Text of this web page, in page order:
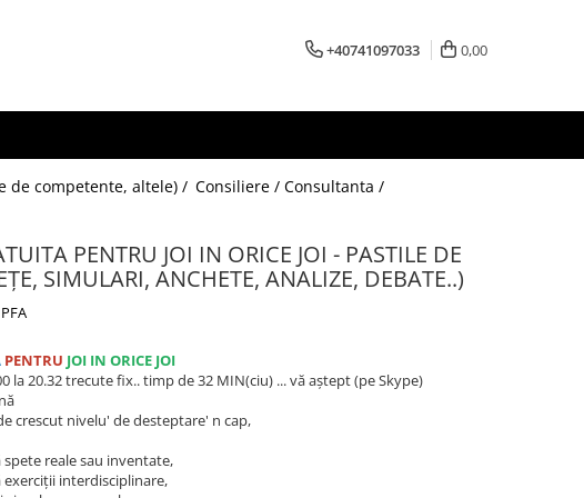
+40741097033 0,00
de competente, altele) / Consiliere / Consultanta /
PENTRU JOI IN ORICE JOI - PASTILE DE
SIMULARI, ANCHETE, ANALIZE, DEBATE..)
PENTRU JOI IN ORICE JOI
la 20.32 trecute fix.. timp de 32 MIN(ciu) ... vă aștept (pe Skype)
crescut nivelu' de desteptare' n cap,
reale sau inventate,
interdisciplinare,